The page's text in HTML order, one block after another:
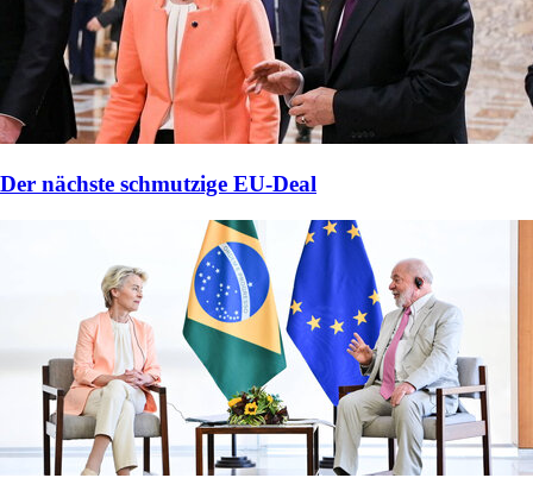
Der nächste schmutzige EU-Deal